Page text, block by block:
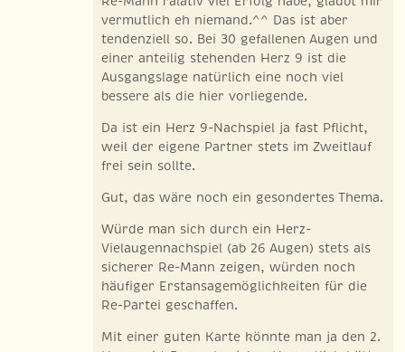
vermutlich eh niemand.^^ Das ist aber
tendenziell so. Bei 30 gefallenen Augen und
einer anteilig stehenden Herz 9 ist die
Ausgangslage natürlich eine noch viel
bessere als die hier vorliegende.
Da ist ein Herz 9-Nachspiel ja fast Pflicht,
weil der eigene Partner stets im Zweitlauf
frei sein sollte.
Gut, das wäre noch ein gesondertes Thema.
Würde man sich durch ein Herz-
Vielaugennachspiel (ab 26 Augen) stets als
sicherer Re-Mann zeigen, würden noch
häufiger Erstansagemöglichkeiten für die
Re-Partei geschaffen.
Mit einer guten Karte könnte man ja den 2.